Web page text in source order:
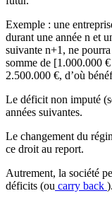
Exemple : une
durant une année n et
suivante n+1, ne
somme de [1.000.000
2.500.000 €, d’où
Le déficit non imputé
années suivantes.
Le changement du
ce droit au report.
Autrement, la société
déficits (ou carry back ).